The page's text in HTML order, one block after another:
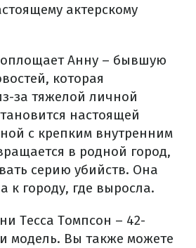
актерскому
Анну – бывшую
которая
за тяжелой личной
настоящей
с крепким внутренним
в родной город,
серию убийств. Она
к городу, где выросла.
Тесса Томпсон – 42-
модель. Вы также можете